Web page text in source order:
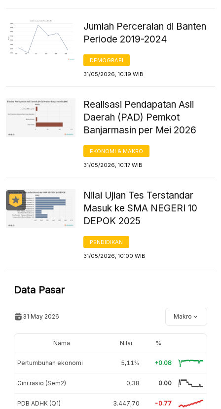
Jumlah Perceraian di Banten
Periode 2019-2024
DEMOGRAFI
31/05/2026, 10:19 WIB
Realisasi Pendapatan Asli
Daerah (PAD) Pemkot
Banjarmasin per Mei 2026
EKONOMI & MAKRO
31/05/2026, 10:17 WIB
Nilai Ujian Tes Terstandar
Masuk ke SMA NEGERI 10
DEPOK 2025
PENDIDIKAN
31/05/2026, 10:00 WIB
Data Pasar
31 May 2026 Makro
Nama Nilai %
Pertumbuhan ekonomi 5,11% +0.08
Gini rasio (Sem2) 0,38 0.00
PDB ADHK (Q1) 3.447,70 -0.77